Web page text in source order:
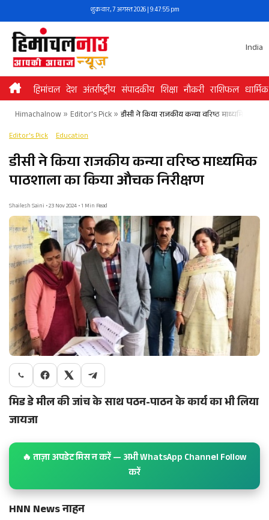
to
content
शुक्रवार, 7 अगस्त 2026 | 9:47:55 pm
India
हिमांचल देश अंतर्राष्ट्रीय संपादकीय शिक्षा नौकरी राशिफल धार्मिक
Himachalnow» Editor's Pick» डीसी ने किया राजकीय कन्या वरिष्ठ माध्यमिक
Editor's Pick Education
डीसी ने किया राजकीय कन्या वरिष्ठ माध्यमिक
पाठशाला का किया औचक निरीक्षण
Shailesh Saini • 23 Nov 2024 • 1 Min Read
मिड डे मील की जांच के साथ पठन-पाठन के कार्य का भी लिया
जायजा
🔥 ताज़ा अपडेट मिस न करें — अभी WhatsApp Channel Follow
करें
HNN News नाहन